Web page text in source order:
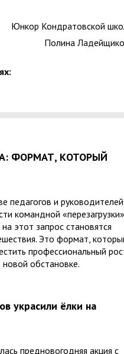
Юнкор Кондратовской
Полина
ФОРМАТ, КОТОРЫЙ
педагогов и руководителей
командной
этот запрос становятся
Это формат,
профессиональный
обстановке.
украсили ёлки на
предновогодняя акция с